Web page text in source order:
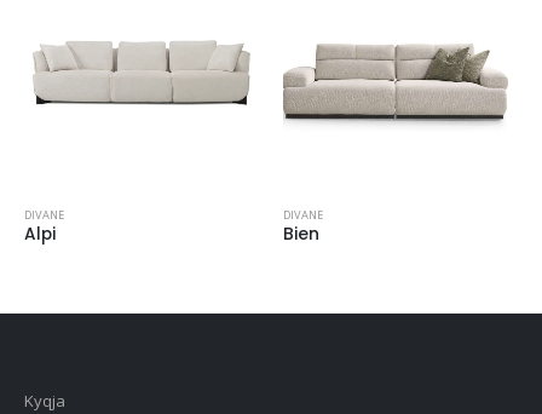
DIVANE
Alpi
DIVANE
Bien
Kyqja